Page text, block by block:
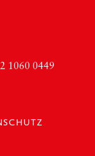
1060 0449